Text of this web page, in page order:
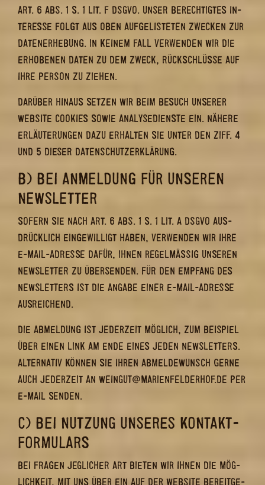
ART. 6 ABS. 1 S. 1 LIT. F DSGVO. UNSER BE­RECH­TIG­TES IN­
TER­ES­SE FOLGT AUS OBEN AUF­GE­LIS­TE­TEN ZWE­CKEN ZUR
DA­TEN­ER­HE­BUNG. IN KEI­NEM FALL VER­WEN­DEN WIR DIE
ER­HO­BE­NEN DATEN ZU DEM ZWECK, RÜCK­SCHLÜS­SE AUF
IHRE PER­SON ZU ZIE­HEN.
DAR­ÜBER HIN­AUS SET­ZEN WIR BEIM BE­SUCH UN­SE­RER
WEB­SITE COO­KIES SOWIE ANA­LY­SE­DIENS­TE EIN. NÄ­HE­RE
ER­LÄU­TE­RUN­GEN DAZU ER­HAL­TEN SIE UNTER DEN ZIFF. 4
UND 5 DIE­SER DA­TEN­SCHUTZ­ER­KLÄ­RUNG.
B) BEI AN­MEL­DUNG FÜR UN­SE­REN
NEWS­LET­TER
SO­FERN SIE NACH ART. 6 ABS. 1 S. 1 LIT. A DSGVO AUS­
DRÜCK­LICH EIN­GE­WIL­LIGT HABEN, VER­WEN­DEN WIR IHRE
E-​MAIL-​ADRESSE DAFÜR, IHNEN RE­GEL­MÄ­SSIG UN­SE­REN N
EWS­LET­TER ZU ÜBER­SEN­DEN. FÜR DEN EMP­FANG DES N
EWS­LET­TERS IST DIE AN­GA­BE EINER E-​MAIL-ADRESSE A
US­REI­CHEND.
DIE AB­MEL­DUNG IST JE­DER­ZEIT MÖG­LICH, ZUM BEI­SPIEL
ÜBER EINEN LINK AM ENDE EINES JEDEN NEWS­LET­TERS.
AL­TER­NA­TIV KÖN­NEN SIE IHREN AB­MEL­DE­WUNSCH GERNE
AUCH JE­DER­ZEIT AN WEIN­GUT@MA­RI­EN­FEL­DER­HOF.DE PER
E-​MAIL SEN­DEN.
C) BEI NUT­ZUNG UN­SE­RES KON­TAKT­
FOR­MU­LARS
BEI FRA­GEN JEG­LI­CHER ART BIE­TEN WIR IHNEN DIE MÖG­
LICH­KEIT, MIT UNS ÜBER EIN AUF DER WEB­SITE BE­REIT­GE­